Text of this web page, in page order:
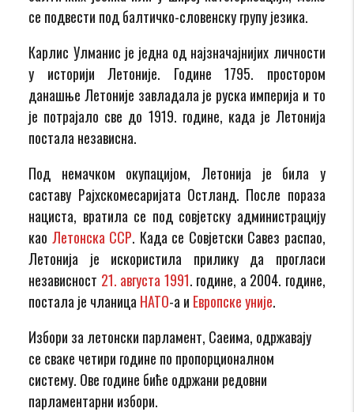
се подвести под балтичко-словенску групу језика.
Карлис Улманис је једна од најзначајнијих личности
у историји Летоније. Године 1795. простором
данашње Летоније завладала је руска империја и то
је потрајало све до 1919. године, када је Летонија
постала независна.
Под немачком окупацијом, Летонија је била у
саставу Рајхскомесаријата Остланд. После пораза
нациста, вратила се под совјетску администрацију
као Летонска ССР. Када се Совјетски Савез распао,
Летонија је искористила прилику да прогласи
независност 21. августа 1991. године, а 2004. године,
постала је чланица НАТО-а и Европске уније.
Избори за летонски парламент, Сaеима, одржавају
се сваке четири године по пропорционалном
систему. Ове године биће одржани редовни
парламентарни избори.